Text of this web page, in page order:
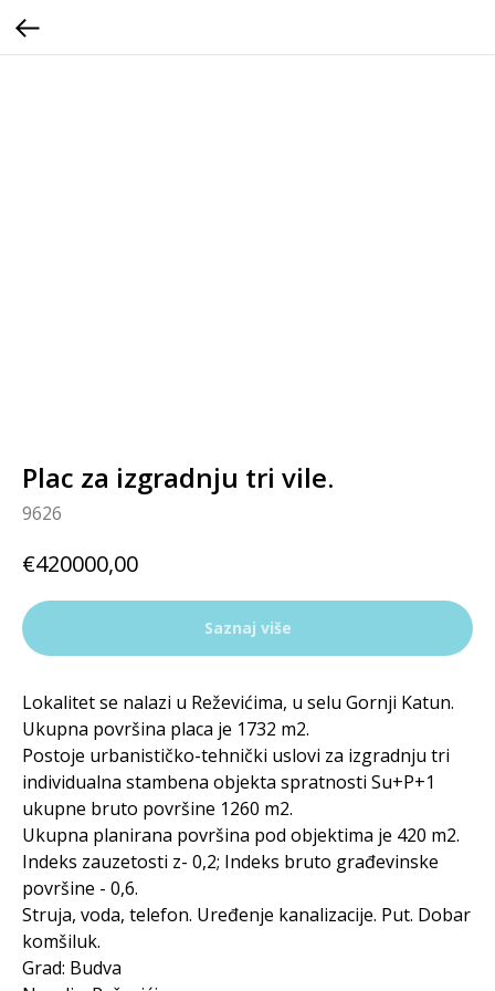
Plac za izgradnju tri vile.
9626
€420000,00
Saznaj više
Lokalitet se nalazi u Reževićima, u selu Gornji Katun.
Ukupna površina placa je 1732 m2.
Postoje urbanističko-tehnički uslovi za izgradnju tri
individualna stambena objekta spratnosti Su+P+1
ukupne bruto površine 1260 m2.
Ukupna planirana površina pod objektima je 420 m2.
Indeks zauzetosti z- 0,2; Indeks bruto građevinske
površine - 0,6.
Struja, voda, telefon. Uređenje kanalizacije. Put. Dobar
komšiluk.
Grad: Budva